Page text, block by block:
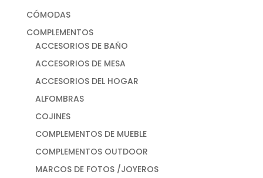
CÓMODAS
COMPLEMENTOS
ACCESORIOS DE BAÑO
ACCESORIOS DE MESA
ACCESORIOS DEL HOGAR
ALFOMBRAS
COJINES
COMPLEMENTOS DE MUEBLE
COMPLEMENTOS OUTDOOR
MARCOS DE FOTOS /JOYEROS